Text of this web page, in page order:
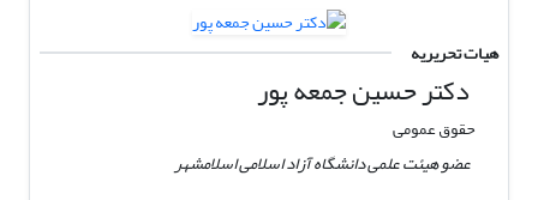
هیات تحریریه
دکتر حسین جمعه پور
حقوق عمومی
عضو هیئت علمی دانشگاه آزاد اسلامی اسلامشهر